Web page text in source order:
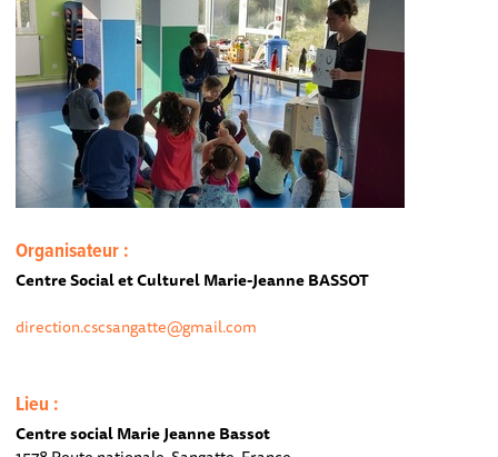
Organisateur :
Centre Social et Culturel Marie-Jeanne BASSOT
direction.cscsangatte@gmail.com
Lieu :
Centre social Marie Jeanne Bassot